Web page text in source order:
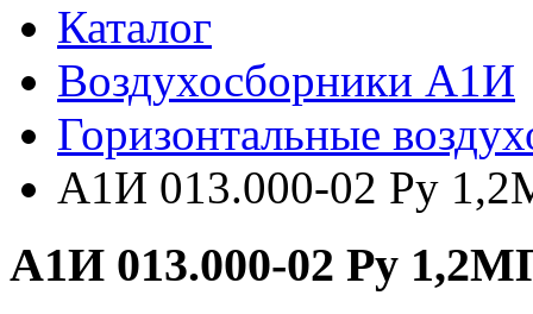
Каталог
Воздухосборники А1И
Горизонтальные
А1И 013.000-02 Ру
А1И 013.000-02 Ру